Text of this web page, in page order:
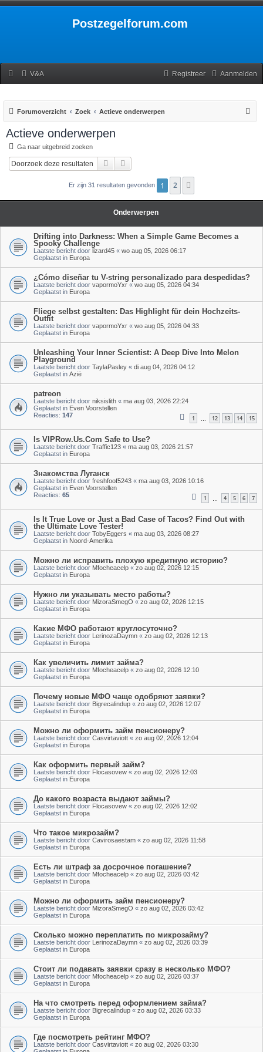
Postzegelforum.com
V&A Aanmelden
Registreer
Forumoverzicht Zoek Actieve onderwerpen
Actieve onderwerpen
Ga naar uitgebreid zoeken
Zoek
Er zijn 31 resultaten gevonden 1 2
Onderwerpen
Drifting into Darkness: When a Simple Game Becomes a
Spooky Challenge
Laatste bericht door lizard45 « wo aug 05, 2026 06:17
Geplaatst in Europa
¿Cómo diseñar tu V-string personalizado para despedidas?
Laatste bericht door vapormoYxr « wo aug 05, 2026 04:34
Geplaatst in Europa
Fliege selbst gestalten: Das Highlight für dein Hochzeits-
Outfit
Laatste bericht door vapormoYxr « wo aug 05, 2026 04:33
Geplaatst in Europa
Unleashing Your Inner Scientist: A Deep Dive Into Melon
Playground
Laatste bericht door TaylaPasley « di aug 04, 2026 04:12
Geplaatst in Azië
patreon
Laatste bericht door niksislith « ma aug 03, 2026 22:24
Geplaatst in Even Voorstellen
Reacties: 147 1 12 13 14 15
Is VIPRow.Us.Com Safe to Use?
Laatste bericht door Traffic123 « ma aug 03, 2026 21:57
Geplaatst in Europa
Знакомства Луганск
Laatste bericht door freshfoof5243 « ma aug 03, 2026 10:16
Geplaatst in Even Voorstellen
Reacties: 65 1 4 5 6 7
Is It True Love or Just a Bad Case of Tacos? Find Out with
the Ultimate Love Tester!
Laatste bericht door TobyEggers « ma aug 03, 2026 08:27
Geplaatst in Noord-Amerika
Можно ли исправить плохую кредитную историю?
Laatste bericht door Mfocheacelp « zo aug 02, 2026 12:15
Geplaatst in Europa
Нужно ли указывать место работы?
Laatste bericht door MizoraSmegO « zo aug 02, 2026 12:15
Geplaatst in Europa
Какие МФО работают круглосуточно?
Laatste bericht door LerinozaDaymn « zo aug 02, 2026 12:13
Geplaatst in Europa
Как увеличить лимит займа?
Laatste bericht door Mfocheacelp « zo aug 02, 2026 12:10
Geplaatst in Europa
Почему новые МФО чаще одобряют заявки?
Laatste bericht door Bigrecalindup « zo aug 02, 2026 12:07
Geplaatst in Europa
Можно ли оформить займ пенсионеру?
Laatste bericht door Casvirtaviott « zo aug 02, 2026 12:04
Geplaatst in Europa
Как оформить первый займ?
Laatste bericht door Flocasovew « zo aug 02, 2026 12:03
Geplaatst in Europa
До какого возраста выдают займы?
Laatste bericht door Flocasovew « zo aug 02, 2026 12:02
Geplaatst in Europa
Что такое микрозайм?
Laatste bericht door Cavirosaestam « zo aug 02, 2026 11:58
Geplaatst in Europa
Есть ли штраф за досрочное погашение?
Laatste bericht door Mfocheacelp « zo aug 02, 2026 03:42
Geplaatst in Europa
Можно ли оформить займ пенсионеру?
Laatste bericht door MizoraSmegO « zo aug 02, 2026 03:42
Geplaatst in Europa
Сколько можно переплатить по микрозайму?
Laatste bericht door LerinozaDaymn « zo aug 02, 2026 03:39
Geplaatst in Europa
Стоит ли подавать заявки сразу в несколько МФО?
Laatste bericht door Mfocheacelp « zo aug 02, 2026 03:37
Geplaatst in Europa
На что смотреть перед оформлением займа?
Laatste bericht door Bigrecalindup « zo aug 02, 2026 03:33
Geplaatst in Europa
Где посмотреть рейтинг МФО?
Laatste bericht door Casvirtaviott « zo aug 02, 2026 03:30